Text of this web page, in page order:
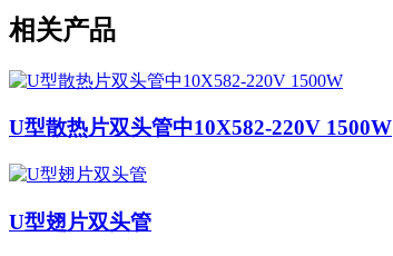
相关产品
U型散热片双头管中10X582-220V 1500W
U型翅片双头管